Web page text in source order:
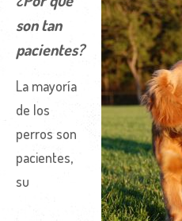
son tan
pacientes?
La mayoría
de los
perros son
pacientes,
su